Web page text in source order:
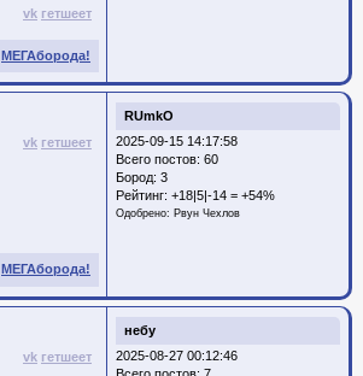
vk гетшеет
МЕГАборода!
RUmkO
2025-09-15 14:17:58
Всего постов: 60
Бород: 3
Рейтинг: +18|5|-14 = +54%
Одобрено: Рвун Чехлов
vk гетшеет
МЕГАборода!
небу
2025-08-27 00:12:46
Всего постов: 7
vk гетшеет